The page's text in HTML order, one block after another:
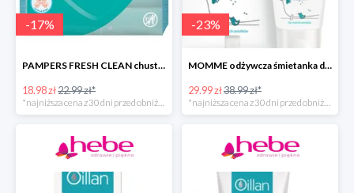
-17%
PAMPERS FRESH CLEAN chusteczki nawilżane
18.98 zł22.99 zł*
*najniższa cena z 30 dni przed obniżką
-23%
MOMME odżywcza śmietanka do kąpieli
29.99 zł38.99 zł*
*najniższa cena z 30 dni przed obniżką